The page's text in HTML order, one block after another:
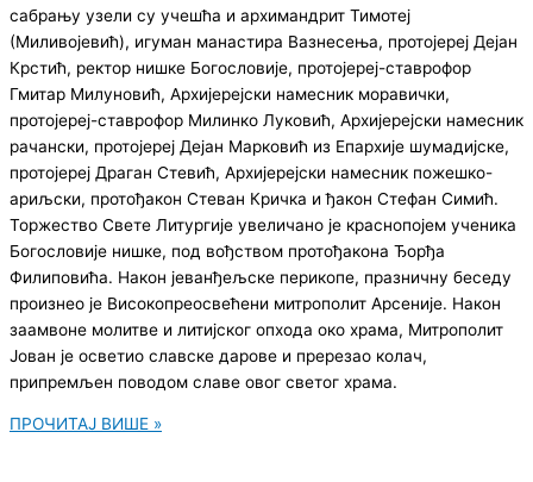
сабрању узели су учешћа и архимандрит Тимотеј
(Миливојевић), игуман манастира Вазнесења, протојереј Дејан
Крстић, ректор нишке Богословије, протојереј-ставрофор
Гмитар Милуновић, Aрхијерејски намесник моравички,
протојереј-ставрофор Милинко Луковић, Aрхијерејски намесник
рачански, протојереј Дејан Марковић из Епархије шумадијске,
протојереј Драган Стевић, Aрхијерејски намесник пожешко-
ариљски, протођакон Стеван Кричка и ђакон Стефан Симић.
Торжество Свете Литургије увеличано је краснопојем ученика
Богословије нишке, под вођством протођакона Ђорђа
Филиповића. Након јеванђељске перикопе, празничну беседу
произнео је Високопреосвећени митрополит Арсеније. Након
заамвоне молитве и литијског опхода око храма, Митрополит
Јован је осветио славске дарове и пререзао колач,
припремљен поводом славе овог светог храма.
ПРОЧИТАЈ ВИШЕ »